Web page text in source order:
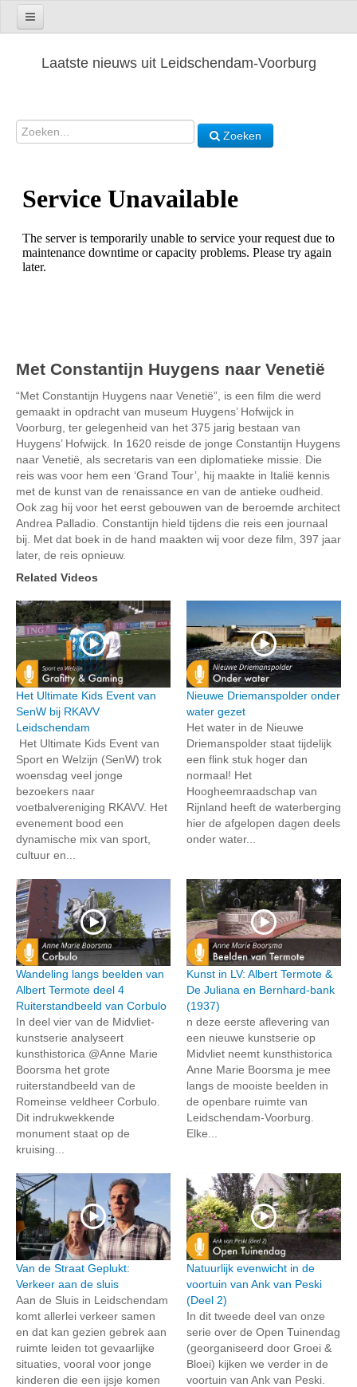
Laatste nieuws uit Leidschendam-Voorburg
Zoeken
Met Constantijn Huygens naar Venetië
“Met Constantijn Huygens naar Venetië”, is een film die werd
gemaakt in opdracht van museum Huygens’ Hofwijck in
Voorburg, ter gelegenheid van het 375 jarig bestaan van
Huygens’ Hofwijck. In 1620 reisde de jonge Constantijn Huygens
naar Venetië, als secretaris van een diplomatieke missie. Die
reis was voor hem een ‘Grand Tour’, hij maakte in Italië kennis
met de kunst van de renaissance en van de antieke oudheid.
Ook zag hij voor het eerst gebouwen van de beroemde architect
Andrea Palladio. Constantijn hield tijdens die reis een journaal
bij. Met dat boek in de hand maakten wij voor deze film, 397 jaar
later, de reis opnieuw.
Related Videos
Het Ultimate Kids Event van
SenW bij RKAVV
Leidschendam
Het Ultimate Kids Event van
Sport en Welzijn (SenW) trok
woensdag veel jonge
bezoekers naar
voetbalvereniging RKAVV. Het
evenement bood een
dynamische mix van sport,
cultuur en...
Nieuwe Driemanspolder onder
water gezet
Het water in de Nieuwe
Driemanspolder staat tijdelijk
een flink stuk hoger dan
normaal! Het
Hoogheemraadschap van
Rijnland heeft de waterberging
hier de afgelopen dagen deels
onder water...
Wandeling langs beelden van
Albert Termote deel 4
Ruiterstandbeeld van Corbulo
In deel vier van de Midvliet-
kunstserie analyseert
kunsthistorica @Anne Marie
Boorsma het grote
ruiterstandbeeld van de
Romeinse veldheer Corbulo.
Dit indrukwekkende
monument staat op de
kruising...
Kunst in LV: Albert Termote &
De Juliana en Bernhard-bank
(1937)
n deze eerste aflevering van
een nieuwe kunstserie op
Midvliet neemt kunsthistorica
Anne Marie Boorsma je mee
langs de mooiste beelden in
de openbare ruimte van
Leidschendam-Voorburg.
Elke...
Van de Straat Geplukt:
Verkeer aan de sluis
Aan de Sluis in Leidschendam
komt allerlei verkeer samen
en dat kan gezien gebrek aan
ruimte leiden tot gevaarlijke
situaties, vooral voor jonge
kinderen die een ijsje komen
Natuurlijk evenwicht in de
voortuin van Ank van Peski
(Deel 2)
In dit tweede deel van onze
serie over de Open Tuinendag
(georganiseerd door Groei &
Bloei) kijken we verder in de
voortuin van Ank van Peski.